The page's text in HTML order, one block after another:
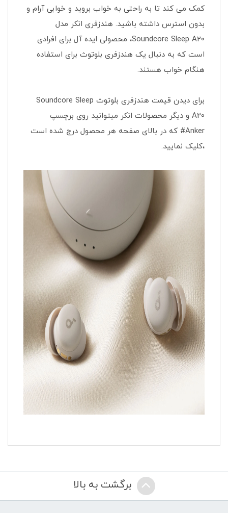
کمک می کند تا به راحتی به خواب بروید و خوابی آرام و
بدون استرس داشته باشید. هندزفری انکر مدل
Soundcore Sleep A20، محصولی ایده آل برای افرادی
است که به دنبال یک هندزفری بلوتوث برای استفاده
هنگام خواب هستند.
برای دیدن قیمت هندزفری بلوتوث Soundcore Sleep
A20 و دیگر محصولات انکر میتوانید روی برچسپ
Anker# که در بالای صفحه هر محصول درج شده است
،کلیک نمایید.
برگشت به بالا